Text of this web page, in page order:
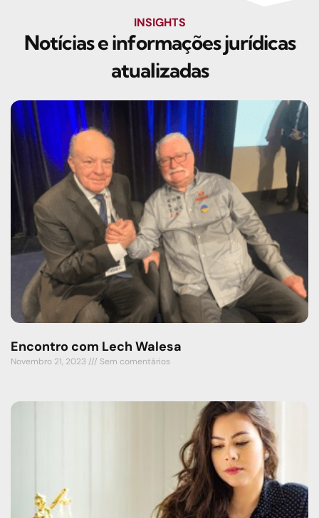
INSIGHTS
Notícias e informações jurídicas
atualizadas
Encontro com Lech Walesa
Novembro 21, 2023 Sem comentários